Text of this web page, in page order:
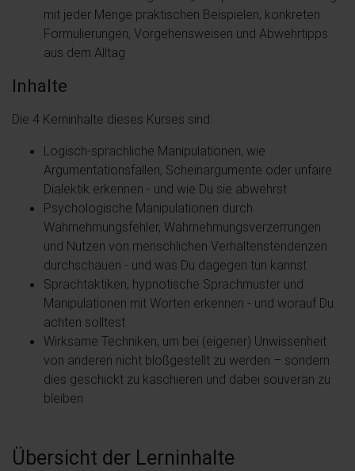
mit jeder Menge praktischen Beispielen, konkreten
Formulierungen, Vorgehensweisen und Abwehrtipps
aus dem Alltag
Inhalte
Die 4 Kerninhalte dieses Kurses sind:
Logisch-sprachliche Manipulationen, wie
Argumentationsfallen, Scheinargumente oder unfaire
Dialektik erkennen - und wie Du sie abwehrst
Psychologische Manipulationen durch
Wahrnehmungsfehler, Wahrnehmungsverzerrungen
und Nutzen von menschlichen Verhaltenstendenzen
durchschauen - und was Du dagegen tun kannst
Sprachtaktiken, hypnotische Sprachmuster und
Manipulationen mit Worten erkennen - und worauf Du
achten solltest
Wirksame Techniken, um bei (eigener) Unwissenheit
von anderen nicht bloßgestellt zu werden – sondern
dies geschickt zu kaschieren und dabei souverän zu
bleiben
Übersicht der Lerninhalte